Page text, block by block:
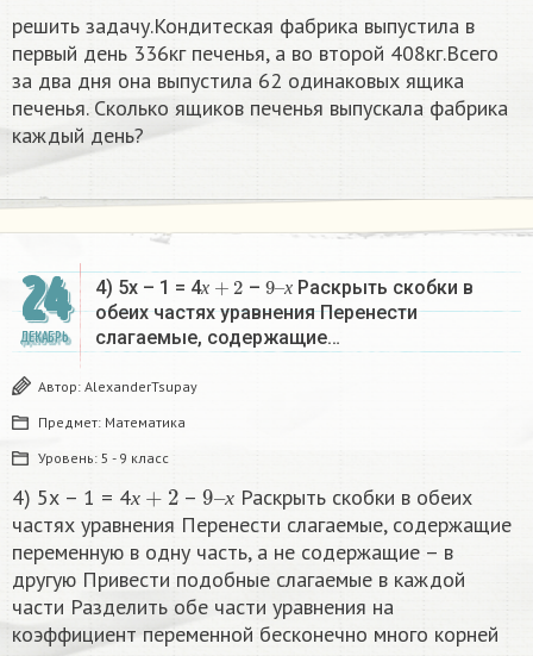
решить задачу.Кондитеская фабрика выпустила в
первый день 336кг печенья, а во второй 408кг.Всего
за два дня она выпустила 62 одинаковых ящика
печенья. Сколько ящиков печенья выпускала фабрика
каждый день?
24
ДЕКАБРЬ
4) 5х – 1 = 4х
х+2 – х
9–
х
Раскрыть скобки в
обеих частях уравнения Перенести
слагаемые, содержащие…
Автор: AlexanderTsupay
Предмет: Математика
Уровень: 5 - 9 класс
4) 5х – 1 = 4х – х
9
х
Раскрыть скобки в обеих
частях уравнения Перенести слагаемые, содержащие
переменную в одну часть, а не содержащие – в
другую Привести подобные слагаемые в каждой
части Разделить обе части уравнения на
коэффициент переменной бесконечно много корней​